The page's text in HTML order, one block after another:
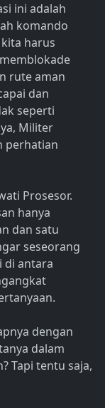
ini adalah
komando
harus
rute aman
dan
seperti
Militer
perhatian
Prosesor.
hanya
dan satu
seseorang
di antara
dengan
dalam
Tapi tentu saja,